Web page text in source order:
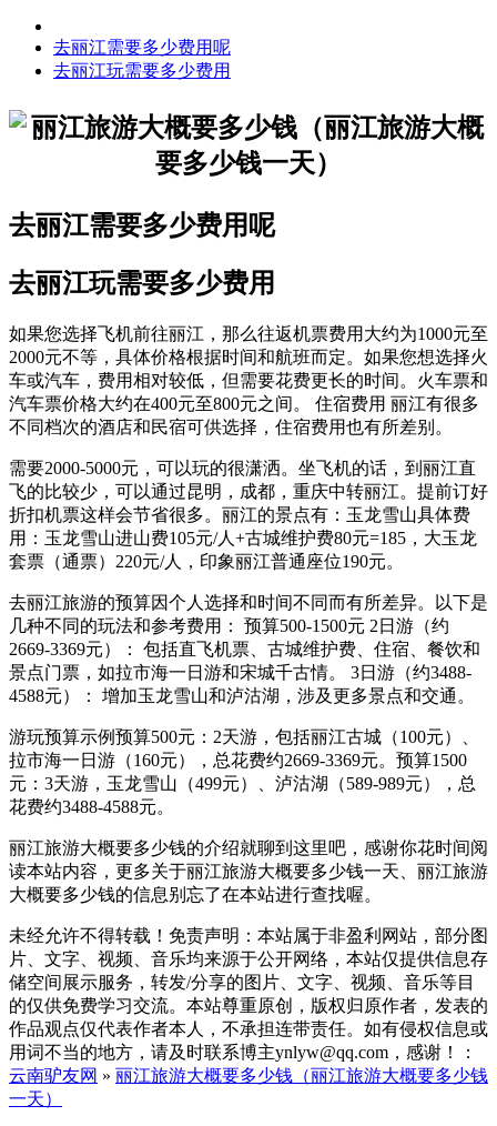
去丽江需要多少费用呢
去丽江玩需要多少费用
去丽江需要多少费用呢
去丽江玩需要多少费用
如果您选择飞机前往丽江，那么往返机票费用大约为1000元至
2000元不等，具体价格根据时间和航班而定。如果您想选择火
车或汽车，费用相对较低，但需要花费更长的时间。火车票和
汽车票价格大约在400元至800元之间。 住宿费用 丽江有很多
不同档次的酒店和民宿可供选择，住宿费用也有所差别。
需要2000-5000元，可以玩的很潇洒。坐飞机的话，到丽江直
飞的比较少，可以通过昆明，成都，重庆中转丽江。提前订好
折扣机票这样会节省很多。丽江的景点有：玉龙雪山具体费
用：玉龙雪山进山费105元/人+古城维护费80元=185，大玉龙
套票（通票）220元/人，印象丽江普通座位190元。
去丽江旅游的预算因个人选择和时间不同而有所差异。以下是
几种不同的玩法和参考费用： 预算500-1500元 2日游（约
2669-3369元）： 包括直飞机票、古城维护费、住宿、餐饮和
景点门票，如拉市海一日游和宋城千古情。 3日游（约3488-
4588元）： 增加玉龙雪山和泸沽湖，涉及更多景点和交通。
游玩预算示例预算500元：2天游，包括丽江古城（100元）、
拉市海一日游（160元），总花费约2669-3369元。预算1500
元：3天游，玉龙雪山（499元）、泸沽湖（589-989元），总
花费约3488-4588元。
丽江旅游大概要多少钱的介绍就聊到这里吧，感谢你花时间阅
读本站内容，更多关于丽江旅游大概要多少钱一天、丽江旅游
大概要多少钱的信息别忘了在本站进行查找喔。
未经允许不得转载！免责声明：本站属于非盈利网站，部分图
片、文字、视频、音乐均来源于公开网络，本站仅提供信息存
储空间展示服务，转发/分享的图片、文字、视频、音乐等目
的仅供免费学习交流。本站尊重原创，版权归原作者，发表的
作品观点仅代表作者本人，不承担连带责任。如有侵权信息或
用词不当的地方，请及时联系博主ynlyw@qq.com，感谢！：
云南驴友网 » 丽江旅游大概要多少钱（丽江旅游大概要多少钱
一天）